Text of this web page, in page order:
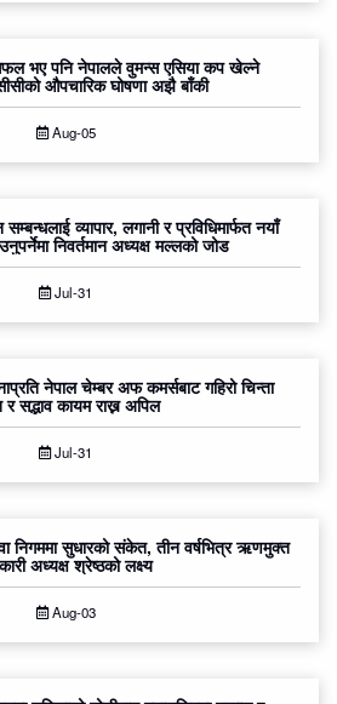
भए पनि नेपालले वुमन्स एसिया कप खेल्ने
औपचारिक घोषणा अझै बाँकी
Aug-05
व्यापार, लगानी र प्रविधिमार्फत नयाँ
निवर्तमान अध्यक्ष मल्लको जोड
Jul-31
नेपाल चेम्बर अफ कमर्सबाट गहिरो चिन्ता
र सद्भाव कायम राख्न अपिल
Jul-31
निगममा सुधारको संकेत, तीन वर्षभित्र ऋणमुक्त
अध्यक्ष श्रेष्ठको लक्ष्य
Aug-03